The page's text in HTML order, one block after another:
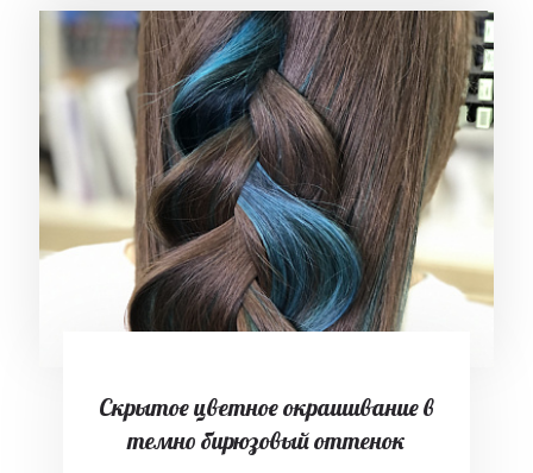
Скрытое цветное окрашивание в
темно бирюзовый оттенок